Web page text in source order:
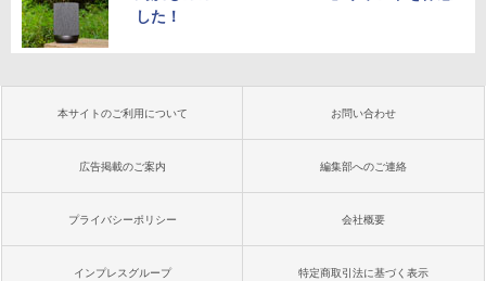
した！
本サイトのご利用について お問い合わせ
広告掲載のご案内 編集部へのご連絡
プライバシーポリシー 会社概要
インプレスグループ 特定商取引法に基づく表示